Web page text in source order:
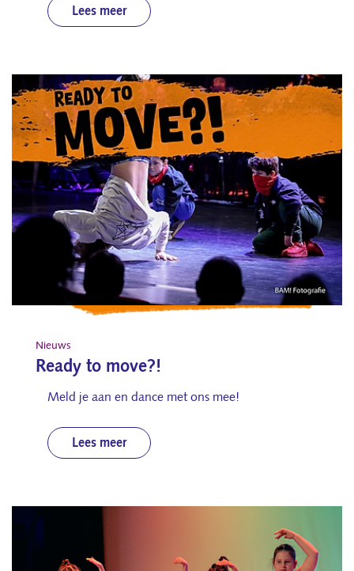
Lees meer
Nieuws
Ready to move?!
Meld je aan en dance met ons mee!
Lees meer